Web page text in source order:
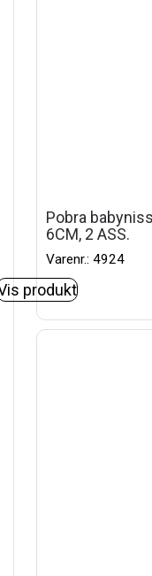
Pobra
6CM, 2 ASS.
Varenr.: 4924
produkt